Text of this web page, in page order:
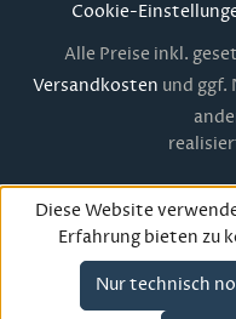
Cookie-
Alle Preise inkl.
Versandkosten und ggf.
Diese Website
Erfahrung bieten zu
Nur technisch